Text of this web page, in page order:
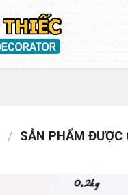
/ SẢN PHẨM ĐƯỢC